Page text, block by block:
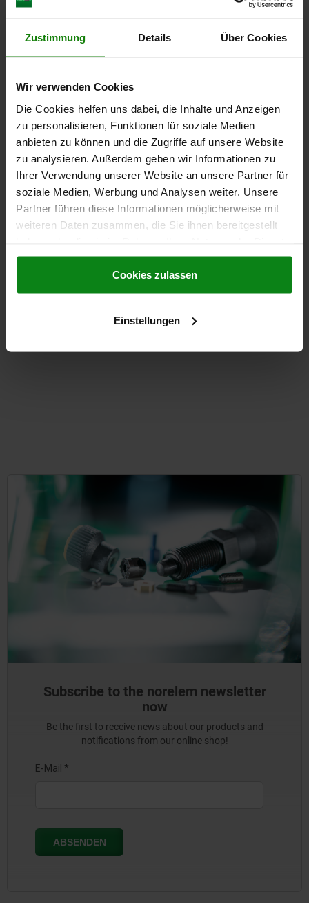
Zustimmung Details Über Cookies
Wir verwenden Cookies
Die Cookies helfen uns dabei, die Inhalte und Anzeigen
zu personalisieren, Funktionen für soziale Medien
anbieten zu können und die Zugriffe auf unsere Website
zu analysieren. Außerdem geben wir Informationen zu
Ihrer Verwendung unserer Website an unsere Partner für
soziale Medien, Werbung und Analysen weiter. Unsere
Partner führen diese Informationen möglicherweise mit
weiteren Daten zusammen, die Sie ihnen bereitgestellt
gesammelt haben.Cookie Richtlinien
Datenschutz|AGB
Cookies zulassen
Einstellungen
Other customers also bought
07170-15
Hexagon head bolts, stainless steel in Hygienic DESIGN
DETAILS
Subscribe to the norelem newsletter
now
Be the first to receive news about our products and
notifications from our online shop!